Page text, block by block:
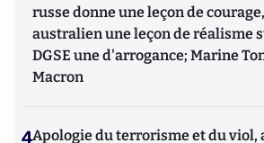
russe donne une leçon de
australien une leçon de réalisme
DGSE une d'arrogance; Marine
Macron
4Apologie du terrorisme et du viol,